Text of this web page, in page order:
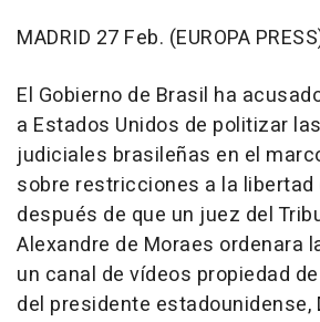
MADRID 27 Feb. (EUROPA
El Gobierno de Brasil ha
a Estados Unidos de politizar
judiciales brasileñas en el
sobre restricciones a la libertad
después de que un juez del
Alexandre de Moraes ordenara
un canal de vídeos propiedad
del presidente estadounidense,